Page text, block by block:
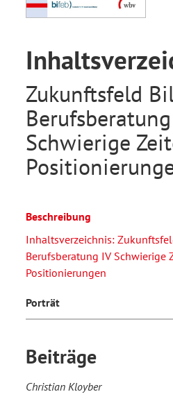
Zukunftsfeld
Schwierige
Beschreibung
Inhaltsverzeichnis:
Berufsberatung IV Schwierige
Positionierungen
Porträt
Beiträge
Christian Kloyber